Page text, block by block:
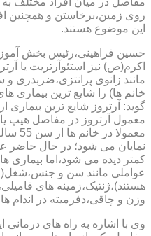
روی زمین،برخاستن و همچنین
این موضوع هستند.
حسین فراهینی،رئیس بخش
اکرم(ص) نیز استئوآرتریت یا
مانند زانوی پرانتزی،ضربدری
خانم ها) را شایع ترین بیماری
گوید: آرتروز شایع ترین
معمول آرتروز در مفاصل هیپ
نمایان می شود؛ در حال حاضر
کمتر دیده می شود،اما بیماری
عواملی مانند سن و
هستند)،ژنتیک،زمینه های
وزن و چاقی،دفرمیته در اندام
وی با اشاره به راه های درمانی